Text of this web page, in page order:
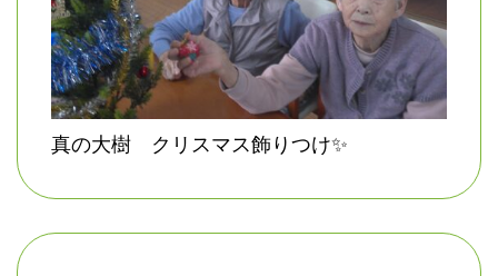
真の大樹 クリスマス飾りつけ✨